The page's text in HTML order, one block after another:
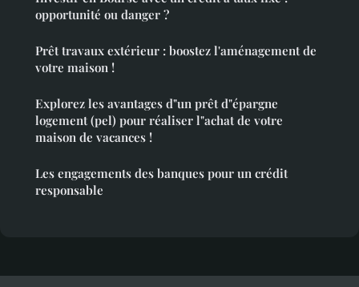
opportunité ou danger ?
Prêt travaux extérieur : boostez l'aménagement de
votre maison !
Explorez les avantages d"un prêt d"épargne
logement (pel) pour réaliser l"achat de votre
maison de vacances !
Les engagements des banques pour un crédit
responsable